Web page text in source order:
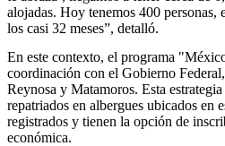
alojadas. Hoy tenemos 400 personas,
los casi 32 meses”, detalló.
En este contexto, el programa
coordinación con el Gobierno
Reynosa y Matamoros. Esta
repatriados en albergues ubicados en
registrados y tienen la opción de
económica.